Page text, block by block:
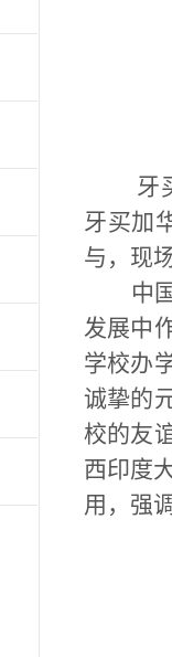
牙
牙买加
与，现
中
发展中
学校办
诚挚的
校的友
西印度
用，强